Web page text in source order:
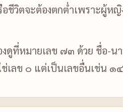
ตจะต้องตกต่ำเพราะผู้หญิ
ดูที่หมายเลข ๗๓ ด้วย ชื่อ-น
เลข ๐ แต่เป็นเลขอื่นเช่น